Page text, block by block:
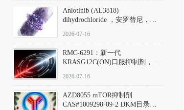
Anlotinib (AL3818)
dihydrochloride ，安罗替尼，
Hydrochloride实验方法步骤SOP
2026-07-16
RMC-6291：新一代
KRASG12C(ON)口服抑制剂，
(Elironrasib)CAS#2641998-63-0
2026-07-16
AZD8055 mTOR抑制剂
CAS#1009298-09-2 DKM目录号